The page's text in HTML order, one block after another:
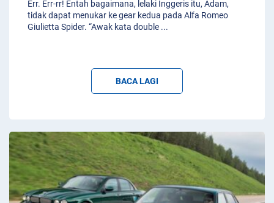
Err. Err-rr! Entah bagaimana, lelaki Inggeris itu, Adam,
tidak dapat menukar ke gear kedua pada Alfa Romeo
Giulietta Spider. “Awak kata double ...
BACA LAGI